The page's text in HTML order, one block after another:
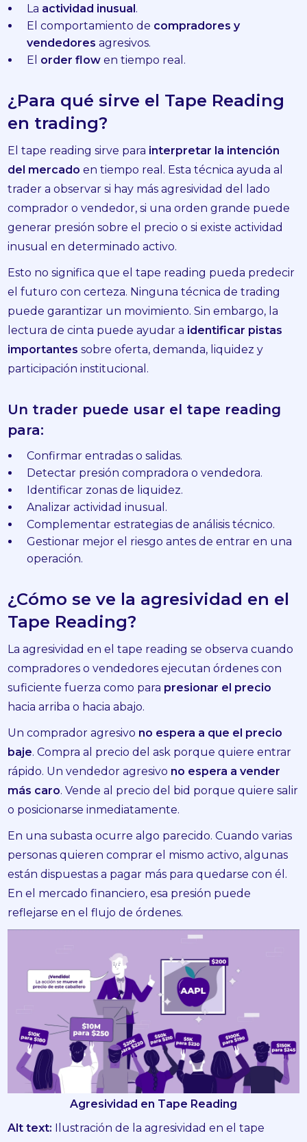
La actividad inusual.
El comportamiento de compradores y
vendedoresagresivos.
El order flow en tiempo real.
¿Para qué sirve el Tape Reading
en trading?
El tape reading sirve para interpretar la intención
del mercado en tiempo real. Esta técnica ayuda al
trader a observar si hay más agresividad del lado
comprador o vendedor, si una orden grande puede
generar presión sobre el precio o si existe actividad
inusual en determinado activo.
Esto no significa que el tape reading pueda predecir
el futuro con certeza. Ninguna técnica de trading
puede garantizar un movimiento. Sin embargo, la
lectura de cinta puede ayudar a identificar pistas
importantes sobre oferta, demanda, liquidez y
participación institucional.
Un trader puede usar el tape reading
para:
Confirmar entradas o salidas.
Detectar presión compradora o vendedora.
Identificar zonas de liquidez.
Analizar actividad inusual.
Complementar estrategias de análisis técnico.
Gestionar mejor el riesgo antes de entrar en una
operación.
¿Cómo se ve la agresividad en el
Tape Reading?
La agresividad en el tape reading se observa cuando
compradores o vendedores ejecutan órdenes con
suficiente fuerza como para presionar el precio
hacia arriba o hacia abajo.
Un comprador agresivo no espera a que el precio
baje. Compra al precio del ask porque quiere entrar
rápido. Un vendedor agresivo no espera a vender
más caro. Vende al precio del bid porque quiere salir
o posicionarse inmediatamente.
En una subasta ocurre algo parecido. Cuando varias
personas quieren comprar el mismo activo, algunas
están dispuestas a pagar más para quedarse con él.
En el mercado financiero, esa presión puede
reflejarse en el flujo de órdenes.
Agresividad en Tape Reading
Alt text: Ilustración de la agresividad en el tape